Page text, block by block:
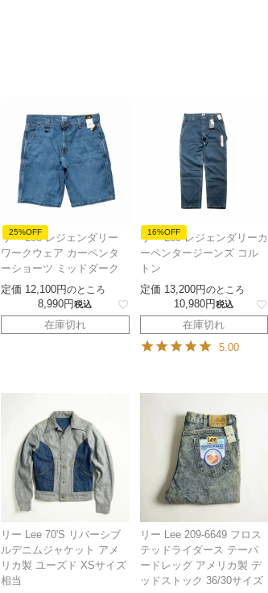
25%OFF
リー Lee レジェンダリー
ワークウェア カーペンタ
ーショーツ ミッドダーク
定価 12,100 のところ
8,990 税込
在庫切れ
16%OFF
リー Lee レジェンダリーカ
ーペンタージーンズ コル
トン
定価 13,200 のところ
10,980 税込
在庫切れ
5.00
リー Lee 70'S リバーシブ
ルデニムジャケット アメ
リカ製 ユーズド XSサイズ
相当
リー Lee 209-6649 フロス
テッドライダース テーパ
ードレッグ アメリカ製 デ
ッドストック 36/30サイズ